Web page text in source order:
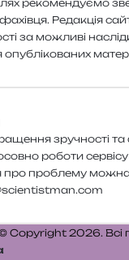
рекомендуємо
Редакція
за можливі
зручності
роботи
про проблему можна
Copyright 2026. Всі